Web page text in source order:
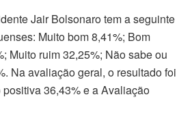
Jair Bolsonaro tem a seguinte
Muito bom 8,41%; Bom
Muito ruim 32,25%; Não sabe ou
Na avaliação geral, o resultado foi
36,43% e a Avaliação